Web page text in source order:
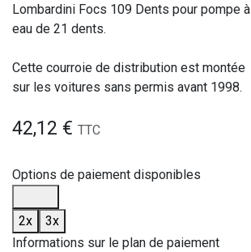
Lombardini Focs 109 Dents pour pompe à
eau de 21 dents.
Cette courroie de distribution est montée
sur les voitures sans permis avant 1998.
42,12 € TTC
Options de paiement disponibles
2x
3x
Informations sur le plan de paiement